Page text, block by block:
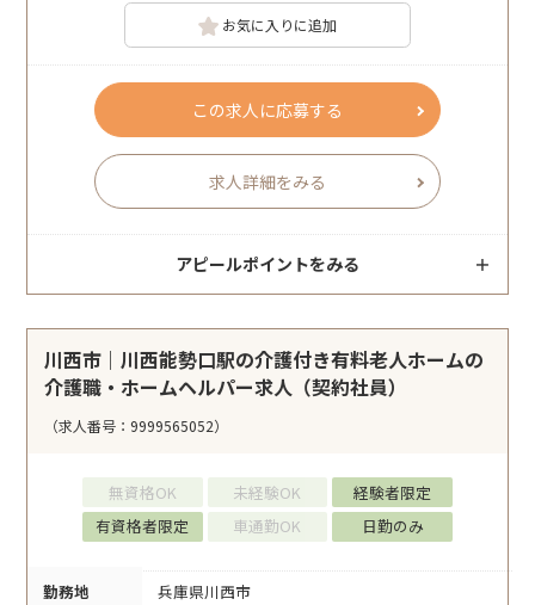
お気に入りに追加
この求人に応募する
求人詳細をみる
アピールポイントをみる
川西市｜川西能勢口駅の介護付き有料老人ホームの
介護職・ホームヘルパー求人（契約社員）
（求人番号：9999565052）
無資格OK 未経験OK
経験者限定
有資格者限定
車通勤OK 日勤のみ
勤務地 兵庫県川西市